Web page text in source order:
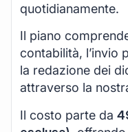
quotidianamente.
Il piano
contabilità, l’invio
la redazione dei
attraverso la
Il costo parte da